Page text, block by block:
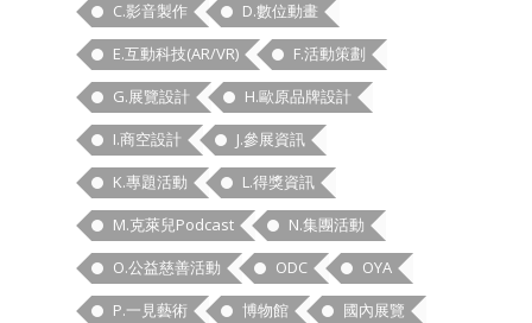
C.影音製作
D.數位動畫
E.互動科技(AR/VR)
F.活動策劃
G.展覽設計
H.歐原品牌設計
I.商空設計
J.參展資訊
K.專題活動
L.得獎資訊
M.克萊兒Podcast
N.集團活動
O.公益慈善活動
ODC
OYA
P.一見藝術
博物館
國內展覽